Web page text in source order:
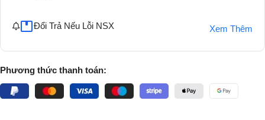
Đổi Trả Nếu Lỗi NSX Xem Thêm
Phương thức thanh toán: